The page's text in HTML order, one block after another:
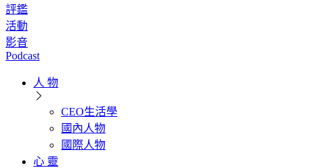
評鑑
活動
影音
Podcast
人 物
CEO生活學
國內人物
國際人物
心 靈